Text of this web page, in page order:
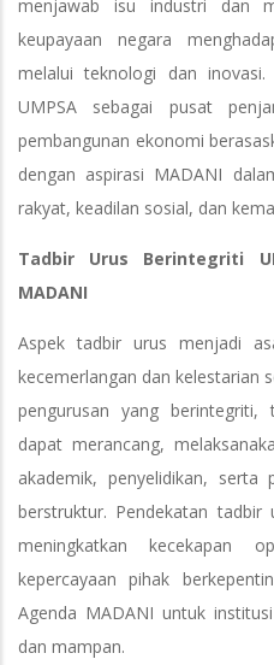
menjawab isu industri dan
keupayaan negara
melalui teknologi dan inovasi.
UMPSA sebagai pusat
pembangunan ekonomi
dengan aspirasi MADANI
rakyat, keadilan sosial, dan
Tadbir Urus Berintegriti
MADANI
Aspek tadbir urus menjadi
kecemerlangan dan kelestarian
pengurusan yang berintegriti,
dapat merancang,
akademik, penyelidikan, serta
berstruktur. Pendekatan
meningkatkan kecekapan
kepercayaan pihak
Agenda MADANI untuk
dan mampan.